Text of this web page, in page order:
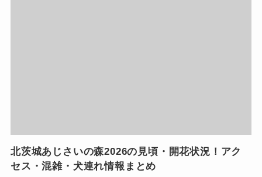
北茨城あじさいの森2026の見頃・開花状況！アク
セス・混雑・犬連れ情報まとめ